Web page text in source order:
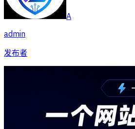
A
admin
发布者